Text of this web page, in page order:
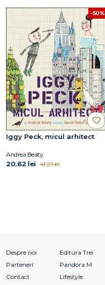
-50%
Iggy Peck, micul arhitect
Andrea Beaty
20.62 lei 41.23 lei
Despre noi
Parteneri
Contact
Editura Trei
Pandora M
Lifestyle